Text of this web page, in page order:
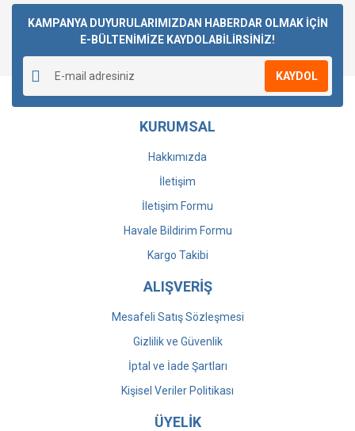
KAMPANYA DUYURULARIMIZDAN HABERDAR OLMAK İÇİN
E-BÜLTENİMİZE KAYDOLABİLİRSİNİZ!
KAYDOL
KURUMSAL
Hakkımızda
İletişim
İletişim Formu
Havale Bildirim Formu
Kargo Takibi
ALIŞVERİŞ
Mesafeli Satış Sözleşmesi
Gizlilik ve Güvenlik
İptal ve İade Şartları
Kişisel Veriler Politikası
ÜYELİK